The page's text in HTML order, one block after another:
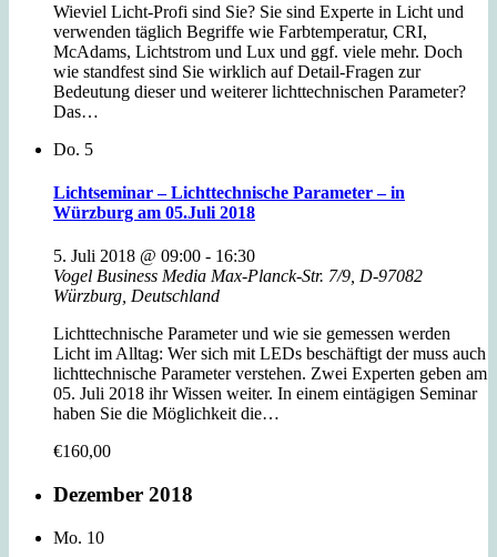
Wieviel Licht-Profi sind Sie? Sie sind Experte in Licht und
verwenden täglich Begriffe wie Farbtemperatur, CRI,
McAdams, Lichtstrom und Lux und ggf. viele mehr. Doch
wie standfest sind Sie wirklich auf Detail-Fragen zur
Bedeutung dieser und weiterer lichttechnischen Parameter?
Das…
Do. 5
Lichtseminar – Lichttechnische Parameter – in
Würzburg am 05.Juli 2018
5. Juli 2018 @ 09:00 - 16:30
Vogel Business Media Max-Planck-Str. 7/9, D-97082
Würzburg, Deutschland
Lichttechnische Parameter und wie sie gemessen werden
Licht im Alltag: Wer sich mit LEDs beschäftigt der muss auch
lichttechnische Parameter verstehen. Zwei Experten geben am
05. Juli 2018 ihr Wissen weiter. In einem eintägigen Seminar
haben Sie die Möglichkeit die…
€160,00
Dezember 2018
Mo. 10